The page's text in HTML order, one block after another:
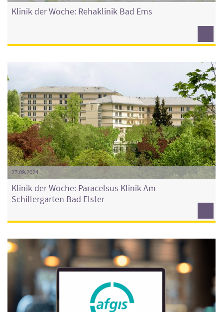
Klinik der Woche: Rehaklinik Bad Ems
27.09.2024
Klinik der Woche: Paracelsus Klinik Am
Schillergarten Bad Elster